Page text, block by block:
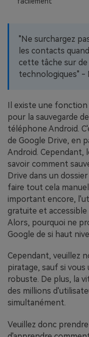
EXPLOREZ PLUS
"Ne surchargez
les contacts
cette tâche sur
technologiques" -
Il existe une
pour la sauvegarde
téléphone Android.
de Google Drive, en
Android. Cependant,
savoir comment
Drive dans un
faire tout cela
important encore,
gratuite et
Alors, pourquoi ne
Google de si haut
Cependant, veuillez
piratage, sauf si
robuste. De plus, la
des millions
simultanément.
Veuillez donc